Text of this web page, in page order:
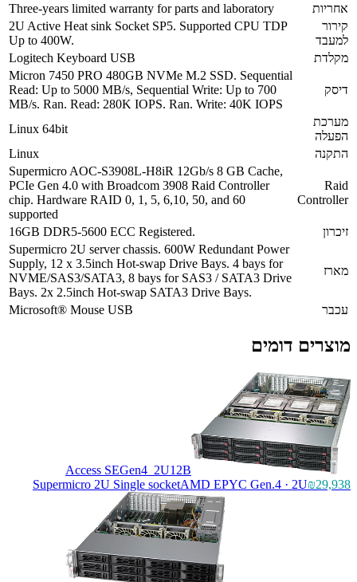
אחריות
Three-years limited warranty for parts and laboratory
קירור
למעבד
2U Active Heat sink Socket SP5. Supported CPU TDP
Up to 400W.
מקלדת
Logitech Keyboard USB
דיסק
Micron 7450 PRO 480GB NVMe M.2 SSD. Sequential
Read: Up to 5000 MB/s, Sequential Write: Up to 700
MB/s. Ran. Read: 280K IOPS. Ran. Write: 40K IOPS
מערכת
הפעלה
Linux 64bit
התקנה
Linux
Raid
Controller
Supermicro AOC-S3908L-H8iR 12Gb/s 8 GB Cache,
PCIe Gen 4.0 with Broadcom 3908 Raid Controller
chip. Hardware RAID 0, 1, 5, 6,10, 50, and 60
supported
זיכרון
16GB DDR5-5600 ECC Registered.
מארז
Supermicro 2U server chassis. 600W Redundant Power
Supply, 12 x 3.5inch Hot-swap Drive Bays. 4 bays for
NVME/SAS3/SATA3, 8 bays for SAS3 / SATA3 Drive
Bays. 2x 2.5inch Hot-swap SATA3 Drive Bays.
עכבר
Microsoft® Mouse USB
מוצרים דומים
Access SEGen4_2U12B
Supermicro 2U Single socketAMD EPYC Gen.4 · 2U₪29,938